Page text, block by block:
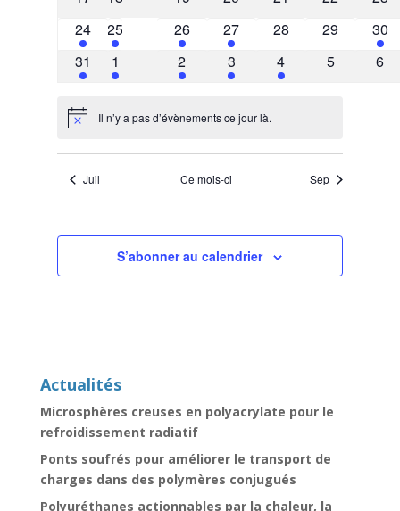
1
évènement
24
1
évènement
25
1
évènement
26
1
évènement
27
0
28
0
évènements
29
1
30
2
évènements
31
2
évènements
1
2
évènements
2
2
évènements
3
1
évènement
4
0
5
0
6
Notice Il n’y a pas d’évènements ce jour là.
Juil Ce mois-ci Sep
S’abonner au calendrier
Actualités
Microsphères creuses en polyacrylate pour le
refroidissement radiatif
Ponts soufrés pour améliorer le transport de
charges dans des polymères conjugués
Polyuréthanes actionnables par la chaleur, la